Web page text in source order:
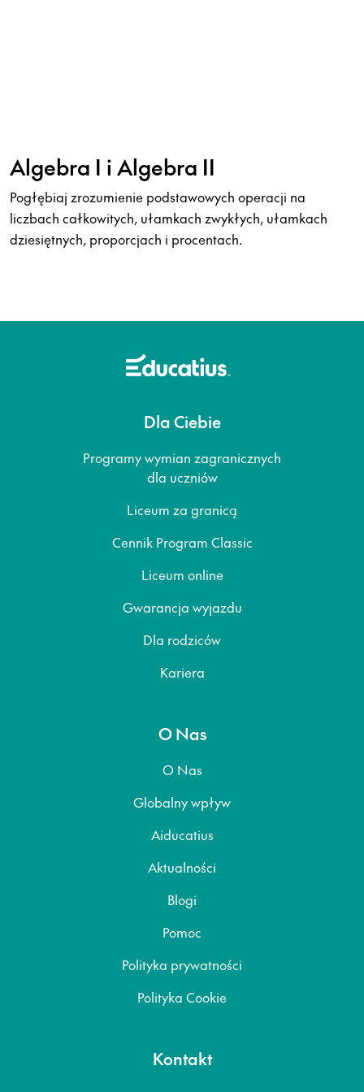
Algebra I i Algebra II
Pogłębiaj zrozumienie podstawowych operacji na
liczbach całkowitych, ułamkach zwykłych, ułamkach
dziesiętnych, proporcjach i procentach.
Dla Ciebie
Programy wymian zagranicznych
dla uczniów
Liceum za granicą
Cennik Program Classic
Liceum online
Gwarancja wyjazdu
Dla rodziców
Kariera
O Nas
O Nas
Globalny wpływ
Aiducatius
Aktualności
Blogi
Pomoc
Polityka prywatności
Polityka Cookie
Kontakt